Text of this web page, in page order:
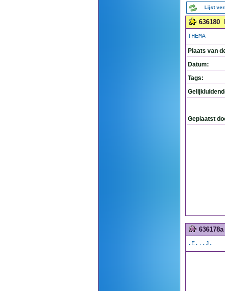
Lijst
636180
THEMA
Plaats van
Datum:
Tags:
Geplaatst
636178a
.E...J.